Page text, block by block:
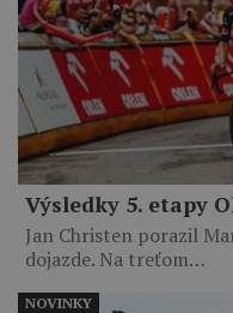
Výsledky 5. etapy
Jan Christen porazil
dojazde. Na treťom…
NOVINKY